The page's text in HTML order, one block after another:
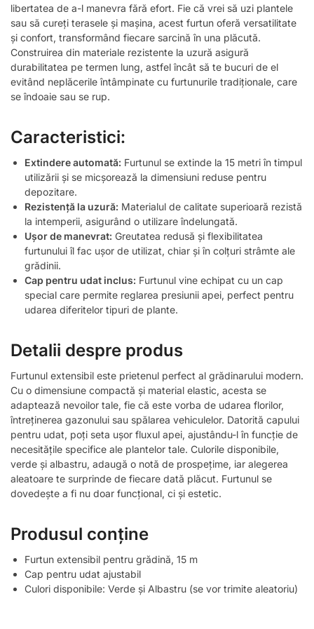
libertatea de a-l manevra fără efort. Fie că vrei să uzi plantele
sau să cureți terasele și mașina, acest furtun oferă versatilitate
și confort, transformând fiecare sarcină în una plăcută.
Construirea din materiale rezistente la uzură asigură
durabilitatea pe termen lung, astfel încât să te bucuri de el
evitând neplăcerile întâmpinate cu furtunurile tradiționale, care
se îndoaie sau se rup.
Caracteristici:
Extindere automată: Furtunul se extinde la 15 metri în timpul
utilizării și se micșorează la dimensiuni reduse pentru
depozitare.
Rezistență la uzură: Materialul de calitate superioară rezistă
la intemperii, asigurând o utilizare îndelungată.
Ușor de manevrat: Greutatea redusă și flexibilitatea
furtunului îl fac ușor de utilizat, chiar și în colțuri strâmte ale
grădinii.
Cap pentru udat inclus: Furtunul vine echipat cu un cap
special care permite reglarea presiunii apei, perfect pentru
udarea diferitelor tipuri de plante.
Detalii despre produs
Furtunul extensibil este prietenul perfect al grădinarului modern.
Cu o dimensiune compactă și material elastic, acesta se
adaptează nevoilor tale, fie că este vorba de udarea florilor,
întreținerea gazonului sau spălarea vehiculelor. Datorită capului
pentru udat, poți seta ușor fluxul apei, ajustându-l în funcție de
necesitățile specifice ale plantelor tale. Culorile disponibile,
verde și albastru, adaugă o notă de prospețime, iar alegerea
aleatoare te surprinde de fiecare dată plăcut. Furtunul se
dovedește a fi nu doar funcțional, ci și estetic.
Produsul conține
Furtun extensibil pentru grădină, 15 m
Cap pentru udat ajustabil
Culori disponibile: Verde și Albastru (se vor trimite aleatoriu)